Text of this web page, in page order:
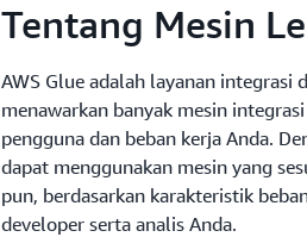
Tentang Mesin
AWS Glue adalah layanan integrasi
menawarkan banyak mesin
pengguna dan beban kerja Anda.
dapat menggunakan mesin yang
pun, berdasarkan karakteristik
developer serta analis Anda.